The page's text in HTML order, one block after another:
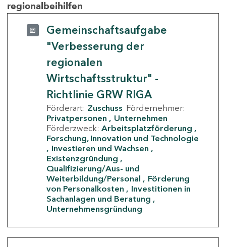
regionalbeihilfen
Gemeinschaftsaufgabe
"Verbesserung der
regionalen
Wirtschaftsstruktur" -
Richtlinie GRW RIGA
Förderart: Zuschuss Fördernehmer:
Privatpersonen
Unternehmen
Förderzweck: Arbeitsplatzförderung
Forschung, Innovation und Technologie
Investieren und Wachsen
Existenzgründung
Qualifizierung/Aus- und
Weiterbildung/Personal
Förderung
von Personalkosten
Investitionen in
Sachanlagen und Beratung
Unternehmensgründung